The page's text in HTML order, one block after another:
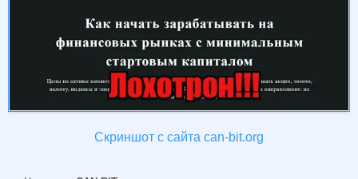
Скриншот с сайта can-bit.org